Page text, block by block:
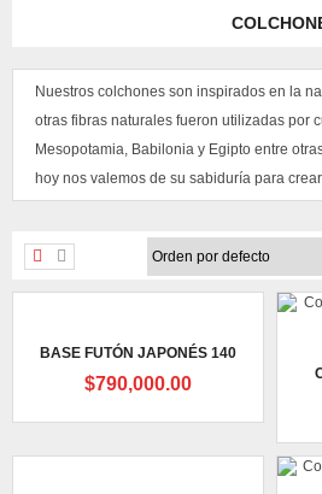
Nuestros colchones son inspirados en la
otras fibras naturales fueron utilizadas por
Mesopotamia, Babilonia y Egipto entre
hoy nos valemos de su sabiduría para
BASE FUTÓN JAPONÉS 140
$790,000.00